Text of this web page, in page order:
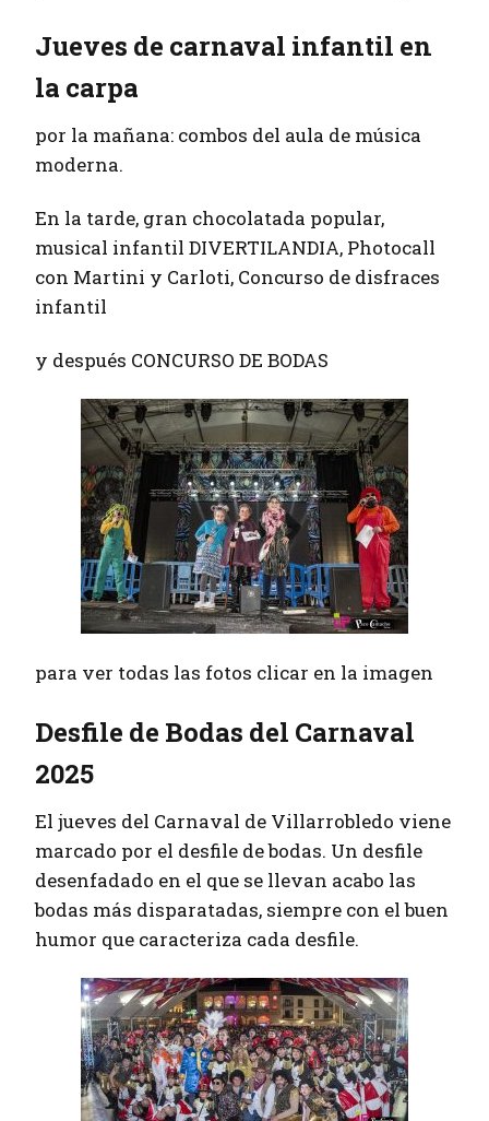
Jueves de carnaval infantil en
la carpa
por la mañana: combos del aula de música
moderna.
En la tarde, gran chocolatada popular,
musical infantil DIVERTILANDIA, Photocall
con Martini y Carloti, Concurso de disfraces
infantil
y después CONCURSO DE BODAS
para ver todas las fotos clicar en la imagen
Desfile de Bodas del Carnaval
2025
El jueves del Carnaval de Villarrobledo viene
marcado por el desfile de bodas. Un desfile
desenfadado en el que se llevan acabo las
bodas más disparatadas, siempre con el buen
humor que caracteriza cada desfile.